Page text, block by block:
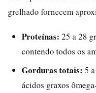
grelhado fornecem
Proteínas: 25 a 28
contendo todos os
Gorduras totais: 5
ácidos graxos